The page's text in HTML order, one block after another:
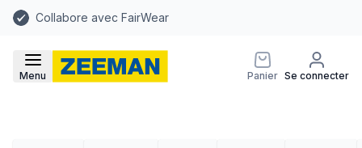
Collabore avec FairWear
Menu Panier Se connecter